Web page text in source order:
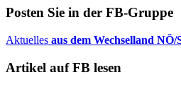
Posten Sie in der FB-Gruppe
Aktuelles aus dem Wechselland NÖ/
Artikel auf FB lesen